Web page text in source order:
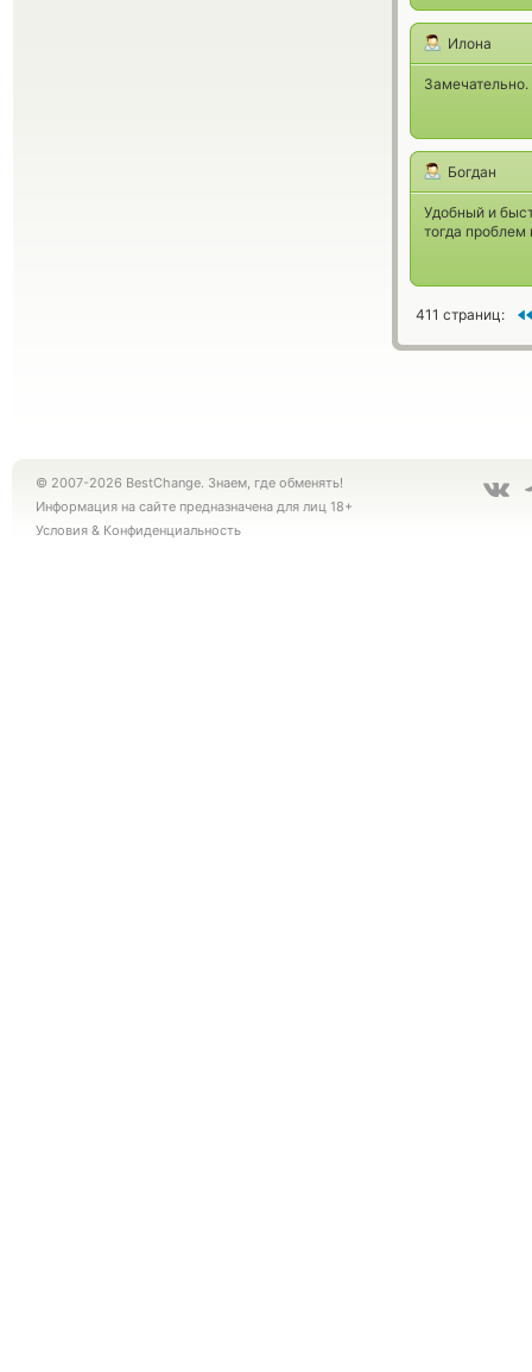
Илона
Богдан
Удобный и
тогда проблем
411 страниц:
© 2007-2026 BestChange. Знаем, где обменять!
Информация на сайте предназначена для лиц 18+
Условия & Конфиденциальность